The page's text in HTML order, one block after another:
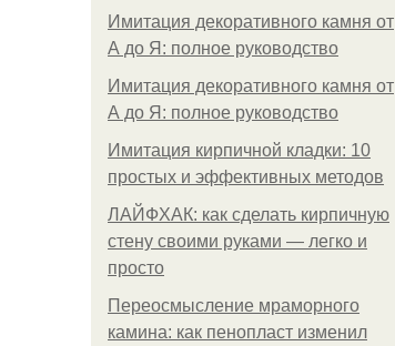
Имитация декоративного камня от
А до Я: полное руководство
Имитация декоративного камня от
А до Я: полное руководство
Имитация кирпичной кладки: 10
простых и эффективных методов
ЛАЙФХАК: как сделать кирпичную
стену своими руками — легко и
просто
Переосмысление мраморного
камина: как пенопласт изменил